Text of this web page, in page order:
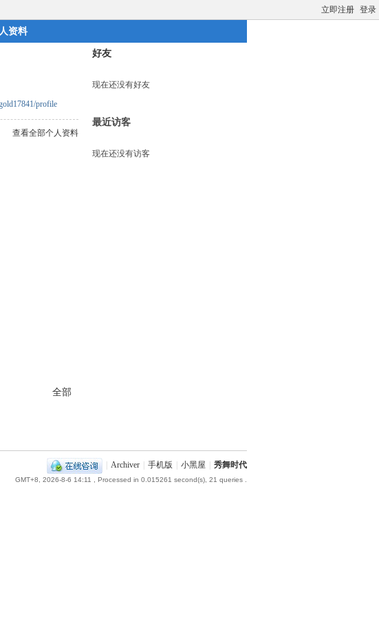
立即注册 登录
资料
profile
查看全部个人资料
全部
好友
现在还没有好友
最近访客
现在还没有访客
Archiver 手机版 小黑屋 秀舞时代
GMT+8, 2026-8-6 14:11 , Processed in 0.015261 second(s), 21 queries .